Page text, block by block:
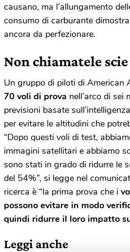
causano, ma l’allungamento
consumo di carburante
ancora da perfezionare.
Non chiamatele
Un gruppo di piloti di American
70 voli di prova nell’arco di sei
previsioni basate
per evitare le altitudini che
“Dopo questi voli di test,
immagini satellitari e abbiamo
sono stati in grado di ridurre le
del 54%”, si legge nel
ricerca è “la prima prova che i
possono evitare in modo
quindi ridurre il loro impatto
Leggi anche